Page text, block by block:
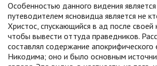
Особенностью данного видения
путеводителем ясновидца является не
Христос, спускающийся в ад после своей
чтобы вывести оттуда праведников.
составлял содержание апокрифического
Никодима; оно и было основным